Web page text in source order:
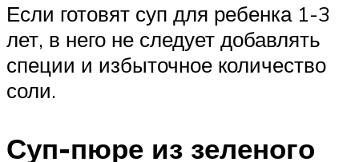
Если готовят суп для ребенка 1-3
лет, в него не следует добавлять
специи и избыточное количество
соли.
Суп-пюре из зеленого